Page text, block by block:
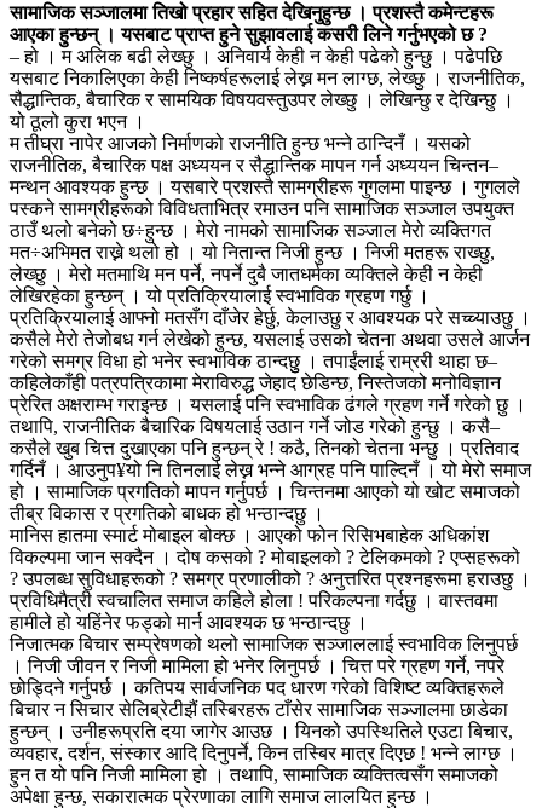
सामाजिक सञ्जालमा तिखो प्रहार सहित देखिनुहुन्छ । प्रशस्तै कमेन्टहरू
आएका हुन्छन् । यसबाट प्राप्त हुने सुझावलाई कसरी लिने गर्नुभएको छ ?
– हो । म अलिक बढी लेख्छु । अनिवार्य केही न केही पढेको हुन्छु । पढेपछि
यसबाट निकालिएका केही निष्कर्षहरूलाई लेख्न मन लाग्छ, लेख्छु । राजनीतिक,
सैद्धान्तिक, बैचारिक र सामयिक विषयवस्तुउपर लेख्छु । लेखिन्छु र देखिन्छु ।
यो ठूलो कुरा भएन ।
म तीघ्रा नापेर आजको निर्माणको राजनीति हुन्छ भन्ने ठान्दिनँ । यसको
राजनीतिक, बैचारिक पक्ष अध्ययन र सैद्धान्तिक मापन गर्न अध्ययन चिन्तन–
मन्थन आवश्यक हुन्छ । यसबारे प्रशस्तै सामग्रीहरू गुगलमा पाइन्छ । गुगलले
पस्कने सामग्रीहरूको विविधताभित्र रमाउन पनि सामाजिक सञ्जाल उपयुक्त
ठाउँ थलो बनेको छ÷हुन्छ । मेरो नामको सामाजिक सञ्जाल मेरो व्यक्तिगत
मत÷अभिमत राख्ने थलो हो । यो नितान्त निजी हुन्छ । निजी मतहरू राख्छु,
लेख्छु । मेरो मतमाथि मन पर्ने, नपर्ने दुबै जातधर्मका व्यक्तिले केही न केही
लेखिरहेका हुन्छन् । यो प्रतिक्रियालाई स्वभाविक ग्रहण गर्छु ।
प्रतिक्रियालाई आफ्नो मतसँग दाँजेर हेर्छु, केलाउछु र आवश्यक परे सच्च्याउछु ।
कसैले मेरो तेजोबध गर्न लेखेको हुन्छ, यसलाई उसको चेतना अथवा उसले आर्जन
गरेको समग्र विधा हो भनेर स्वभाविक ठान्दछुु । तपाईंलाई राम्ररी थाहा छ–
कहिलेकाँही पत्रपत्रिकामा मेराविरुद्ध जेहाद छेडिन्छ, निस्तेजको मनोविज्ञान
प्रेरित अक्षराम्भ गराइन्छ । यसलाई पनि स्वभाविक ढंगले ग्रहण गर्ने गरेको छु ।
तथापि, राजनीतिक बैचारिक विषयलाई उठान गर्ने जोड गरेको हुन्छु । कसै–
कसैले खुब चित्त दुखाएका पनि हुन्छन् रे ! कठै, तिनको चेतना भन्छु । प्रतिवाद
गर्दिनँ । आउनुप¥यो नि तिनलाई लेख्न भन्ने आग्रह पनि पाल्दिनँ । यो मेरो समाज
हो । सामाजिक प्रगतिको मापन गर्नुपर्छ । चिन्तनमा आएको यो खोट समाजको
तीब्र विकास र प्रगतिको बाधक हो भन्ठान्दछु ।
मानिस हातमा स्मार्ट मोबाइल बोक्छ । आएको फोन रिसिभबाहेक अधिकांश
विकल्पमा जान सक्दैन । दोष कसको ? मोबाइलको ? टेलिकमको ? एप्सहरूको
? उपलब्ध सुविधाहरूको ? समग्र प्रणालीको ? अनुत्तरित प्रश्नहरूमा हराउछु ।
प्रविधिमैत्री स्वचालित समाज कहिले होला ! परिकल्पना गर्दछु । वास्तवमा
हामीले हो यहिंनेर फड्को मार्न आवश्यक छ भन्ठान्दछु ।
निजात्मक बिचार सम्प्रेषणको थलो सामाजिक सञ्जाललाई स्वभाविक लिनुपर्छ
। निजी जीवन र निजी मामिला हो भनेर लिनुपर्छ । चित्त परे ग्रहण गर्ने, नपरे
छोड्दिने गर्नुपर्छ । कतिपय सार्वजनिक पद धारण गरेको विशिष्ट व्यक्तिहरूले
बिचार न सिचार सेलिब्रेटीझैं तस्बिरहरू टाँसेर सामाजिक सञ्जालमा छाडेका
हुन्छन् । उनीहरूप्रति दया जागेर आउछ । यिनको उपस्थितिले एउटा बिचार,
व्यवहार, दर्शन, संस्कार आदि दिनुपर्ने, किन तस्बिर मात्र दिएछ ! भन्ने लाग्छ ।
हुन त यो पनि निजी मामिला हो । तथापि, सामाजिक व्यक्तित्वसँग समाजको
अपेक्षा हुन्छ, सकारात्मक प्रेरणाका लागि समाज लालयित हुन्छ ।